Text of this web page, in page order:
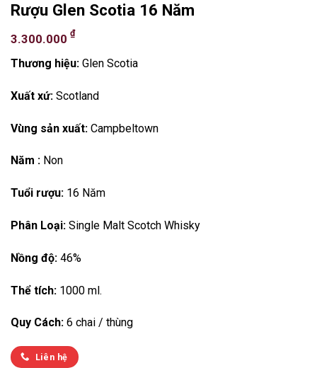
Rượu Glen Scotia 16 Năm
3.300.000 ₫
Thương hiệu: Glen Scotia
Xuất xứ: Scotland
Vùng sản xuất: Campbeltown
Năm : Non
Tuổi rượu: 16 Năm
Phân Loại: Single Malt Scotch Whisky
Nồng độ: 46%
Thể tích: 1000 ml.
Quy Cách: 6 chai / thùng
Liên hệ